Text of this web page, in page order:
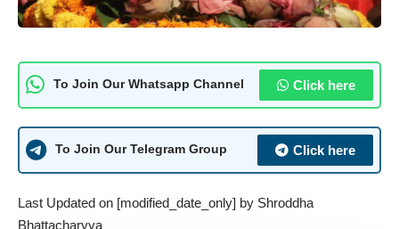
To Join Our Whatsapp Channel Click here
To Join Our Telegram Group Click here
Last Updated on [modified_date_only] by Shroddha
Bhattacharyya